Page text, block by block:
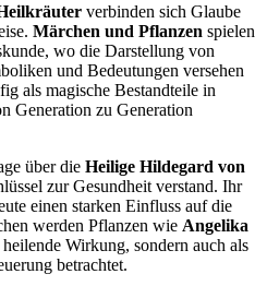
verbinden sich Glaube
Märchen und Pflanzen spielen
wo die Darstellung von
und Bedeutungen versehen
als magische Bestandteile in
Generation zu Generation
über die Heilige Hildegard von
zur Gesundheit verstand. Ihr
einen starken Einfluss auf die
werden Pflanzen wie Angelika
Wirkung, sondern auch als
betrachtet.